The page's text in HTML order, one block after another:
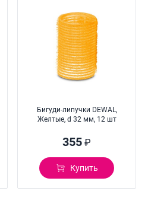
Бигуди-липучки DEWAL,
Желтые, d 32 мм, 12 шт
355 ₽
Купить